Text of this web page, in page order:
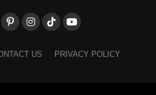
US PRIVACY POLICY